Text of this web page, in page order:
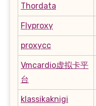
Thordata
Flyproxy
proxycc
Vmcardio虚拟卡平
台
klassikaknigi